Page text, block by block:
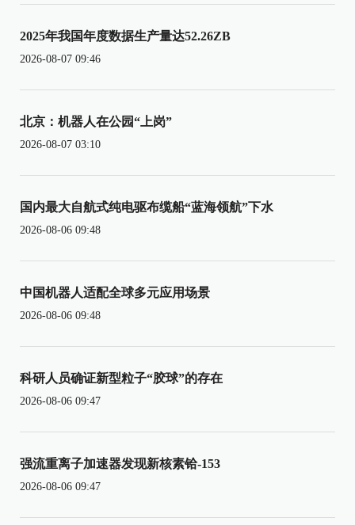
2025年我国年度数据生产量达52.26ZB
2026-08-07 09:46
北京：机器人在公园“上岗”
2026-08-07 03:10
国内最大自航式纯电驱布缆船“蓝海领航”下水
2026-08-06 09:48
中国机器人适配全球多元应用场景
2026-08-06 09:48
科研人员确证新型粒子“胶球”的存在
2026-08-06 09:47
强流重离子加速器发现新核素铪-153
2026-08-06 09:47